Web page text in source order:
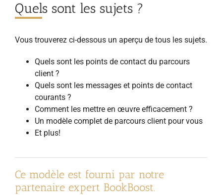
Quels sont les sujets ?
Vous trouverez ci-dessous un aperçu de tous les sujets.
Quels sont les points de contact du parcours
client ?
Quels sont les messages et points de contact
courants ?
Comment les mettre en œuvre efficacement ?
Un modèle complet de parcours client pour vous
Et plus!
Ce modèle est fourni par notre
partenaire expert BookBoost.